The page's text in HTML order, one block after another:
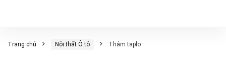
Trang chủ Nội thất Ô tô Thảm taplo